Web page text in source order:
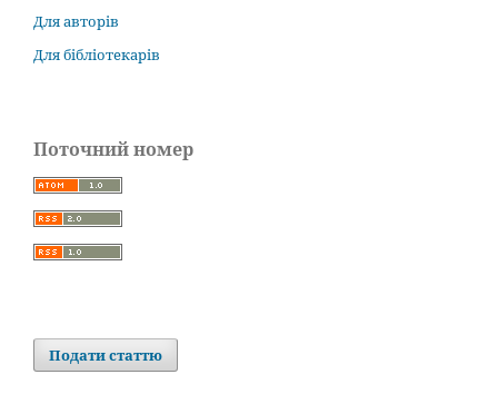
Для авторів
Для бібліотекарів
Поточний номер
Подати статтю